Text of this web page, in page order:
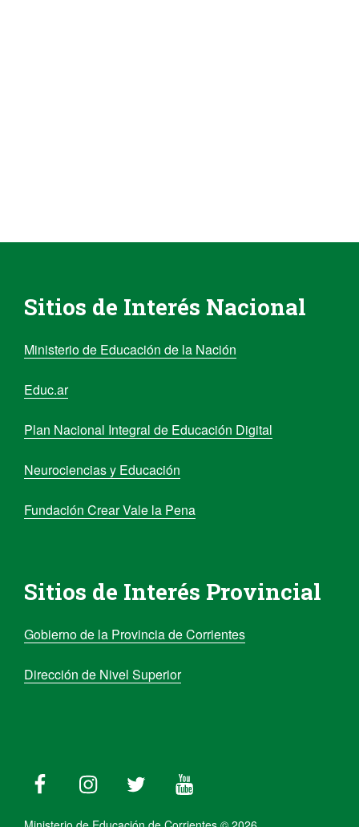
Sitios de Interés Nacional
Ministerio de Educación de la Nación
Educ.ar
Plan Nacional Integral de Educación Digital
Neurociencias y Educación
Fundación Crear Vale la Pena
Sitios de Interés Provincial
Gobierno de la Provincia de Corrientes
Dirección de Nivel Superior